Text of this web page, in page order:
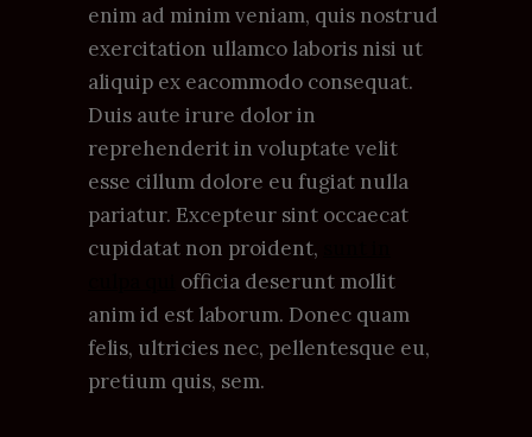
enim ad minim veniam, quis nostrud
exercitation ullamco laboris nisi ut
aliquip ex eacommodo consequat.
Duis aute irure dolor in
reprehenderit in voluptate velit
esse cillum dolore eu fugiat nulla
pariatur. Excepteur sint occaecat
cupidatat non proident,
officia deserunt mollit
anim id est laborum. Donec quam
felis, ultricies nec, pellentesque eu,
pretium quis, sem.